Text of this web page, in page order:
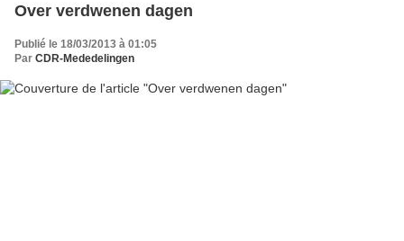
Over verdwenen dagen
Publié le 18/03/2013 à 01:05
Par CDR-Mededelingen